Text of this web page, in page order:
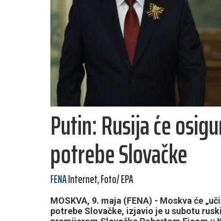
Putin: Rusija će
potrebe Slovačke
FENAInternet, Foto/ EPA
MOSKVA, 9. maja (FENA) - Moskva će
potrebe Slovačke, izjavio je u subotu